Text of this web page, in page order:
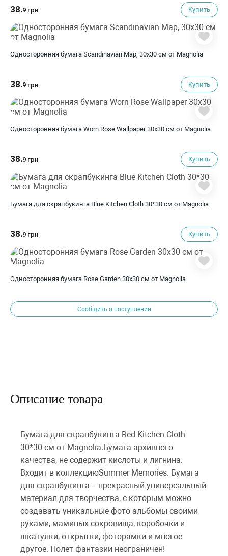
38.9 грн Купить
Односторонняя бумага Scandinavian Map, 30х30 см от Magnolia
38.9 грн Купить
Односторонняя бумага Worn Rose Wallpaper 30х30 см от Magnolia
38.9 грн Купить
Бумага для скрапбукинга Blue Kitchen Cloth 30*30 см от Magnolia
38.9 грн Купить
Односторонняя бумага Rose Garden 30х30 см от Magnolia
Сообщить о поступлении
Описание товара
Бумага для скрапбукинга Red Kitchen Cloth
30*30 см от Magnolia.Бумага архивного
качества, не содержит кислоты и лигнина.
Входит в коллекциюSummer Memories. Бумага
для скрапбукинга – прекрасный универсальный
материал для творчества, с которым можно
создавать уникальные фото альбомы своими
руками, маминых сокровища, коробочки и
шкатулки, открытки, фоторамки и многое
другое. Полет фантазии неограничен!